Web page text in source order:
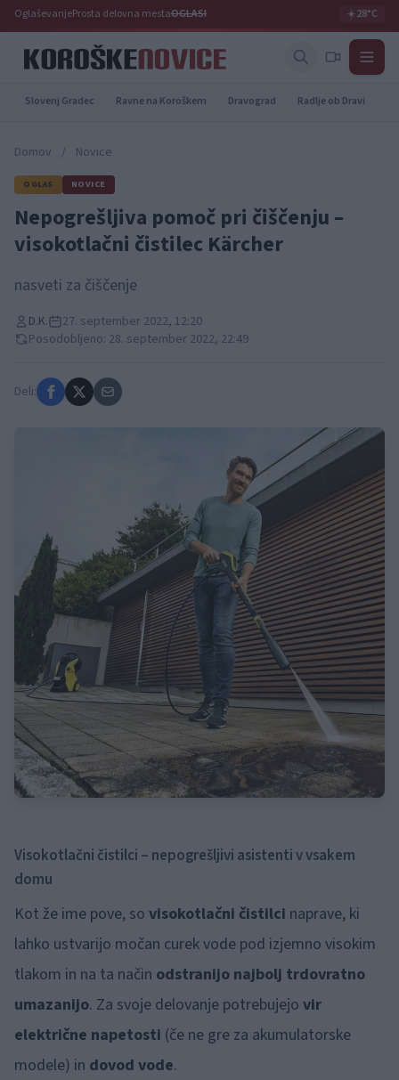
OglaševanjeProsta delovna mestaOGLASI ☀️28°C
Slovenj Gradec Ravne na Koroškem Dravograd Radlje ob Dravi
Domov / Novice
OGLAS NOVICE
Nepogrešljiva pomoč pri čiščenju –
visokotlačni čistilec Kärcher
nasveti za čiščenje
D.K.
27. september 2022, 12:20
Posodobljeno: 28. september 2022, 22:49
Deli:
Visokotlačni čistilci – nepogrešljivi asistenti v vsakem
domu
Kot že ime pove, so visokotlačni čistilci naprave, ki
lahko ustvarijo močan curek vode pod izjemno visokim
tlakom in na ta način odstranijo najbolj trdovratno
umazanijo. Za svoje delovanje potrebujejo vir
električne napetosti (če ne gre za akumulatorske
modele) in dovod vode.